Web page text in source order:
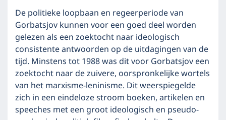
De politieke loopbaan en regeerperiode van
Gorbatsjov kunnen voor een goed deel worden
gelezen als een zoektocht naar ideologisch
consistente antwoorden op de uitdagingen van de
tijd. Minstens tot 1988 was dit voor Gorbatsjov een
zoektocht naar de zuivere, oorspronkelijke wortels
van het marxisme-leninisme. Dit weerspiegelde
zich in een eindeloze stroom boeken, artikelen en
speeches met een groot ideologisch en pseudo-